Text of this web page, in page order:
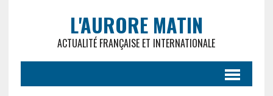
L'AURORE MATIN
ACTUALITÉ FRANÇAISE ET INTERNATIONALE